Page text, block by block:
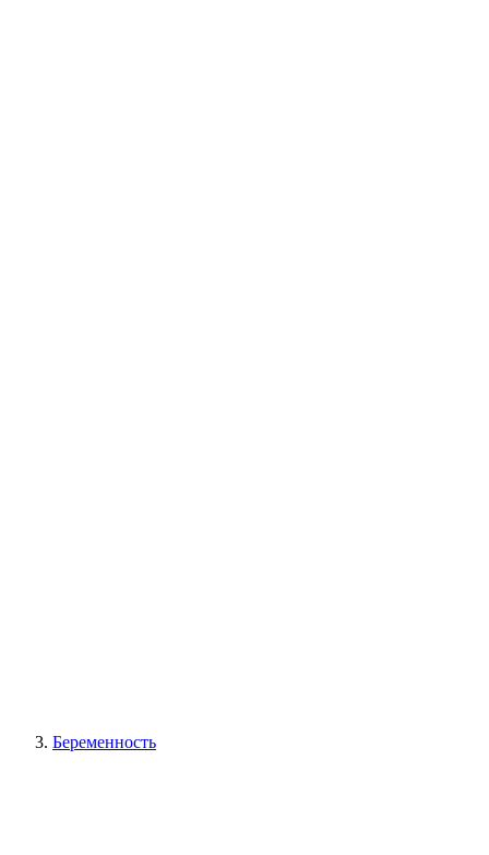
Беременность